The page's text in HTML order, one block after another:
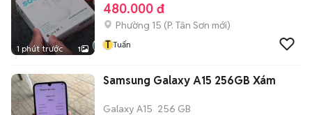
1 phút trước 1
480.000 đ
Phường 15 (P. Tân Sơn mới)
T Tuấn
Samsung Galaxy A15 256GB Xám
Galaxy A15 256 GB